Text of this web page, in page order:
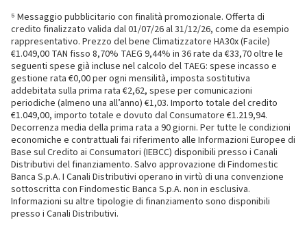
⁵ Messaggio pubblicitario con finalità promozionale. Offerta di
credito finalizzato valida dal 01/07/26 al 31/12/26, come da esempio
rappresentativo. Prezzo del bene Climatizzatore HA30x (Facile)
€1.049,00 TAN fisso 8,70% TAEG 9,44% in 36 rate da €33,70 oltre le
seguenti spese già incluse nel calcolo del TAEG: spese incasso e
gestione rata €0,00 per ogni mensilità, imposta sostitutiva
addebitata sulla prima rata €2,62, spese per comunicazioni
periodiche (almeno una all’anno) €1,03. Importo totale del credito
€1.049,00, importo totale e dovuto dal Consumatore €1.219,94.
Decorrenza media della prima rata a 90 giorni. Per tutte le condizioni
economiche e contrattuali fai riferimento alle Informazioni Europee di
Base sul Credito ai Consumatori (IEBCC) disponibili presso i Canali
Distributivi del finanziamento. Salvo approvazione di Findomestic
Banca S.p.A. I Canali Distributivi operano in virtù di una convenzione
sottoscritta con Findomestic Banca S.p.A. non in esclusiva.
Informazioni su altre tipologie di finanziamento sono disponibili
presso i Canali Distributivi.